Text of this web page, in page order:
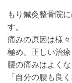
もり鍼灸整骨院
す。
痛みの原因は様
極め、正しい治
腰の痛みはよくな
「自分の腰も良